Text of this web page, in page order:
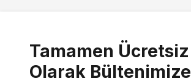
Tamamen Ücretsiz
Olarak Bültenimize